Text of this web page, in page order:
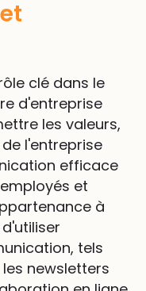
clé dans le
d'entreprise
les valeurs,
l'entreprise
efficace
et
à
tels
newsletters